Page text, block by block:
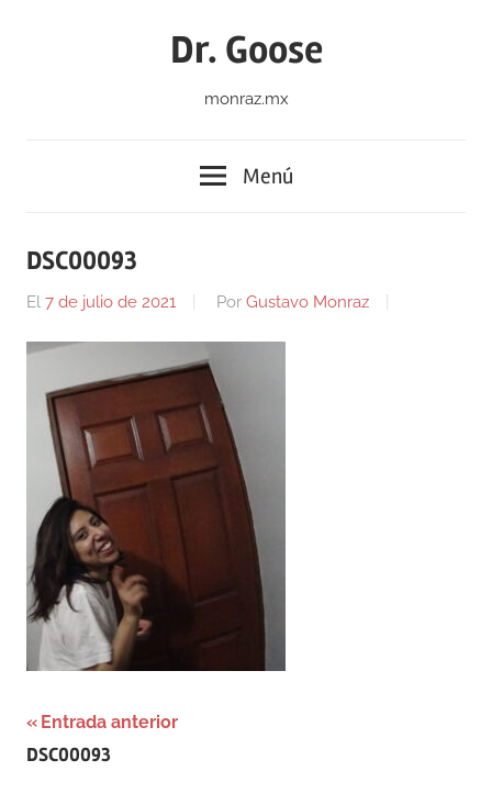
Dr. Goose
monraz.mx
Menú
DSC00093
El 7 de julio de 2021 Por Gustavo Monraz
Navegación
de
Entrada anterior
DSC00093